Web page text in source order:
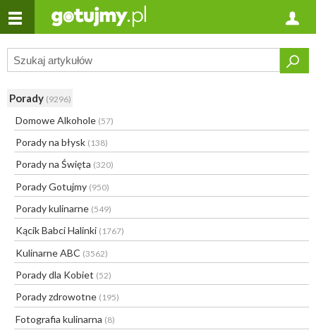
Porady (9296)
Domowe Alkohole (57)
Porady na błysk (138)
Porady na Święta (320)
Porady Gotujmy (950)
Porady kulinarne (549)
Kącik Babci Halinki (1767)
Kulinarne ABC (3562)
Porady dla Kobiet (52)
Porady zdrowotne (195)
Fotografia kulinarna (8)